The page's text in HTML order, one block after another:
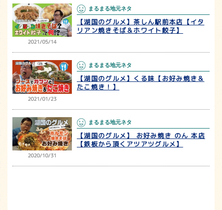
2021/05/14
まるまる地元ネタ
【湖国のグルメ】茶しん駅前本店【イタ
リアン焼きそば＆ホワイト餃子】
2021/01/23
まるまる地元ネタ
【湖国のグルメ】くる味【お好み焼き＆
たこ焼き！】
2020/10/31
まるまる地元ネタ
【湖国のグルメ】 お好み焼き のん 本店
【鉄板から頂くアツアツグルメ】